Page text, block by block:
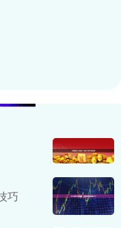
巧